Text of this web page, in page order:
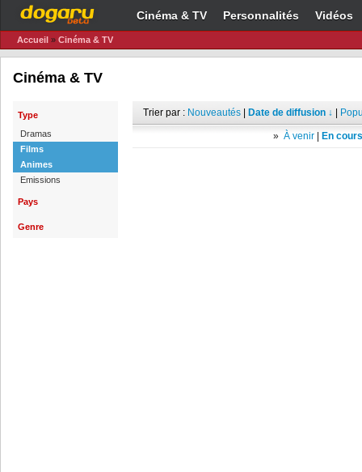
Cinéma & TV Personnalités Vidéos
Accueil » Cinéma & TV
Cinéma & TV
Type
Dramas
Films
Animes
Emissions
Pays
Genre
Trier par : Nouveautés Date de diffusion ↓
» À venir En